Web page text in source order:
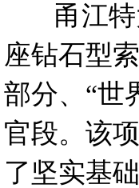
甬江特大
座钻石型
部分、“世
官段。该
了坚实基础